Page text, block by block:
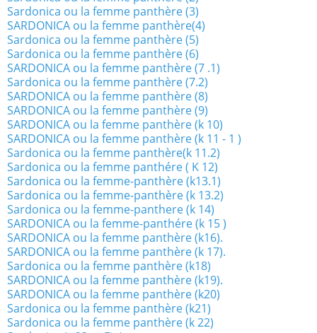
Sardonica ou la femme panthère (3)
SARDONICA ou la femme panthère(4)
Sardonica ou la femme panthère (5)
Sardonica ou la femme panthère (6)
SARDONICA ou la femme panthère (7 .1)
Sardonica ou la femme panthère (7.2)
SARDONICA ou la femme panthère (8)
SARDONICA ou la femme panthère (9)
SARDONICA ou la femme panthère (k 10)
SARDONICA ou la femme panthère (k 11 - 1 )
Sardonica ou la femme panthère(k 11.2)
Sardonica ou la femme panthére ( K 12)
Sardonica ou la femme-panthère (k13.1)
Sardonica ou la femme-panthère (k 13.2)
Sardonica ou la femme-panthere (k 14)
SARDONICA ou la femme-panthére (k 15 )
SARDONICA ou la femme panthère (k16).
SARDONICA ou la femme panthère (k 17).
Sardonica ou la femme panthère (k18)
SARDONICA ou la femme panthère (k19).
SARDONICA ou la femme panthère (k20)
Sardonica ou la femme panthère (k21)
Sardonica ou la femme panthère (k 22)